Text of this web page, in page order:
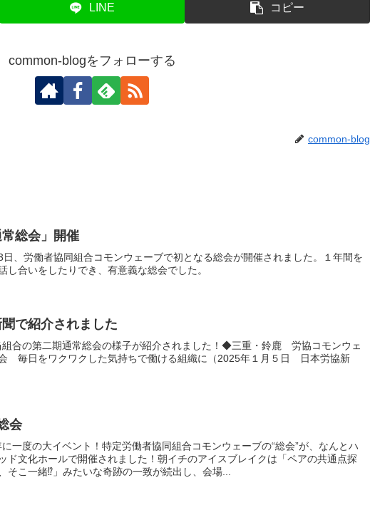
LINE コピー
common-blogをフォローする
common-blog
常総会」開催
、労働者協同組合コモンウェーブで初となる総会が開催されました。１年間を
し合いをしたりでき、有意義な総会でした。
聞で紹介されました
合の第二期通常総会の様子が紹介されました！◆三重・鈴鹿 労協コモンウェ
毎日をワクワクした気持ちで働ける組織に（2025年１月５日 日本労協新
会
一度の大イベント！特定労働者協同組合コモンウェーブの“総会”が、なんとハ
ド文化ホールで開催されました！朝イチのアイスブレイクは「ペアの共通点探
そこ一緒⁉」みたいな奇跡の一致が続出し、会場...